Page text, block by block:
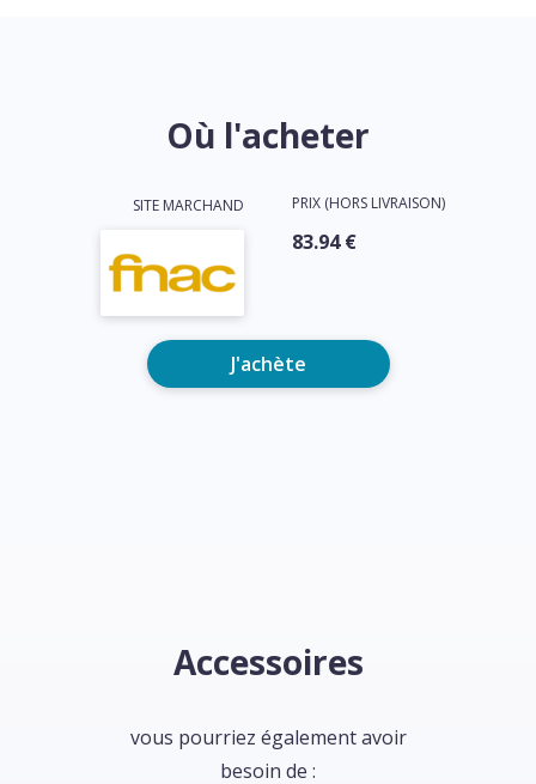
Où l'acheter
SITE MARCHAND PRIX (HORS LIVRAISON)
83.94 €
J'achète
Accessoires
vous pourriez également avoir
besoin de :